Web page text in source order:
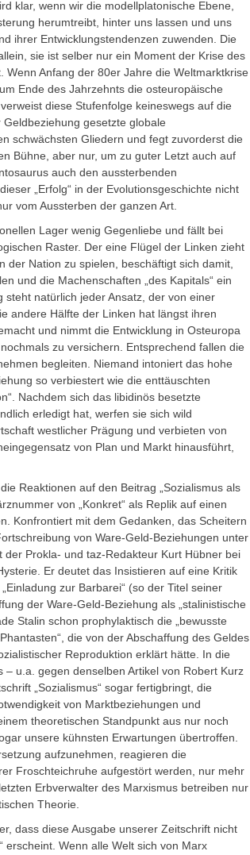
klar, wenn wir die modellplatonische Ebene,
herumtreibt, hinter uns lassen und uns
ihrer Entwicklungstendenzen zuwenden. Die
sie ist selber nur ein Moment der Krise des
Anfang der 80er Jahre die Weltmarktkrise
Ende des Jahrzehnts die osteuropäische
diese Stufenfolge keineswegs auf die
gesetzte globale
schwächsten Gliedern und fegt zuvorderst die
Bühne, aber nur, um zu guter Letzt auch auf
auch den aussterbenden
„Erfolg“ in der Evolutionsgeschichte nicht
vom Aussterben der ganzen Art.
Lager wenig Gegenliebe und fällt bei
Raster. Der eine Flügel der Linken zieht
Nation zu spielen, beschäftigt sich damit,
und die Machenschaften „des Kapitals“ ein
natürlich jeder Ansatz, der von einer
andere Hälfte der Linken hat längst ihren
und nimmt die Entwicklung in Osteuropa
zu versichern. Entsprechend fallen die
begleiten. Niemand intoniert das hohe
so verbiestert wie die enttäuschten
Nachdem sich das libidinös besetzte
erledigt hat, werfen sie sich wild
westlicher Prägung und verbieten von
von Plan und Markt hinausführt,
Reaktionen auf den Beitrag „Sozialismus als
von „Konkret“ als Replik auf einen
Konfrontiert mit dem Gedanken, das Scheitern
von Ware-Geld-Beziehungen unter
der Prokla- und taz-Redakteur Kurt Hübner bei
Er deutet das Insistieren auf eine Kritik
zur Barbarei“ (so der Titel seiner
der Ware-Geld-Beziehung als „stalinistische
Stalin schon prophylaktisch die „bewusste
die von der Abschaffung des Geldes
Reproduktion erklärt hätte. In die
u.a. gegen denselben Artikel von Robert Kurz
„Sozialismus“ sogar fertigbringt, die
von Marktbeziehungen und
theoretischen Standpunkt aus nur noch
unsere kühnsten Erwartungen übertroffen.
aufzunehmen, reagieren die
Froschteichruhe aufgestört werden, nur mehr
Erbverwalter des Marxismus betreiben nur
Theorie.
dass diese Ausgabe unserer Zeitschrift nicht
erscheint. Wenn alle Welt sich von Marx